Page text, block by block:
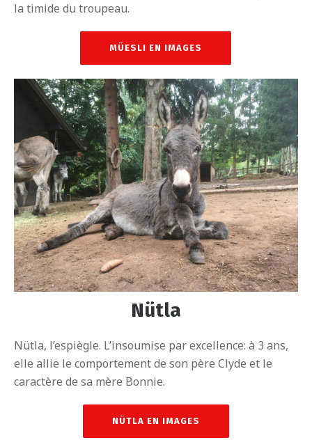
la timide du troupeau.
MÜESLI EN IMAGES
Nütla
Nütla, l’espiègle. L’insoumise par excellence: à 3 ans,
elle allie le comportement de son père Clyde et le
caractère de sa mère Bonnie.
NÜTLA EN IMAGES